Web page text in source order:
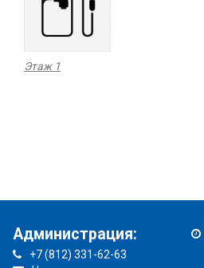
Этаж 1
Администрация:
+7 (812) 331-62-63